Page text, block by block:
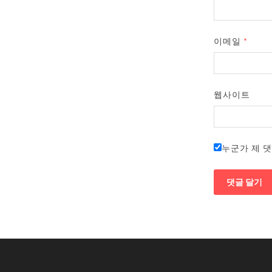
이메일 *
웹사이트
누군가 제